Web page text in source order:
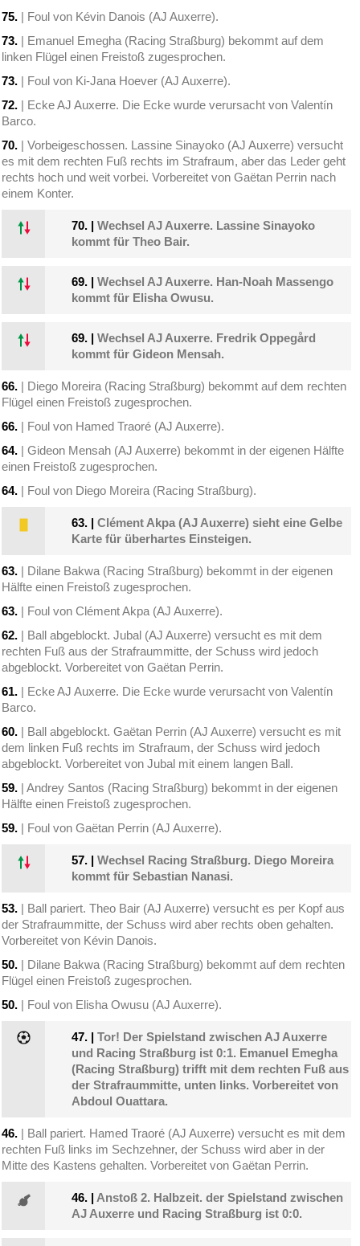
75. | Foul von Kévin Danois (AJ Auxerre).
73. | Emanuel Emegha (Racing Straßburg) bekommt auf dem
linken Flügel einen Freistoß zugesprochen.
73. | Foul von Ki-Jana Hoever (AJ Auxerre).
72. | Ecke AJ Auxerre. Die Ecke wurde verursacht von Valentín
Barco.
70. | Vorbeigeschossen. Lassine Sinayoko (AJ Auxerre) versucht
es mit dem rechten Fuß rechts im Strafraum, aber das Leder geht
rechts hoch und weit vorbei. Vorbereitet von Gaëtan Perrin nach
einem Konter.
70. |Wechsel AJ Auxerre. Lassine Sinayoko
kommt für Theo Bair.
69. |Wechsel AJ Auxerre. Han-Noah Massengo
kommt für Elisha Owusu.
69. |Wechsel AJ Auxerre. Fredrik Oppegård
kommt für Gideon Mensah.
66. | Diego Moreira (Racing Straßburg) bekommt auf dem rechten
Flügel einen Freistoß zugesprochen.
66. | Foul von Hamed Traoré (AJ Auxerre).
64. | Gideon Mensah (AJ Auxerre) bekommt in der eigenen Hälfte
einen Freistoß zugesprochen.
64. | Foul von Diego Moreira (Racing Straßburg).
63. |Clément Akpa (AJ Auxerre) sieht eine Gelbe
Karte für überhartes Einsteigen.
63. | Dilane Bakwa (Racing Straßburg) bekommt in der eigenen
Hälfte einen Freistoß zugesprochen.
63. | Foul von Clément Akpa (AJ Auxerre).
62. | Ball abgeblockt. Jubal (AJ Auxerre) versucht es mit dem
rechten Fuß aus der Strafraummitte, der Schuss wird jedoch
abgeblockt. Vorbereitet von Gaëtan Perrin.
61. | Ecke AJ Auxerre. Die Ecke wurde verursacht von Valentín
Barco.
60. | Ball abgeblockt. Gaëtan Perrin (AJ Auxerre) versucht es mit
dem linken Fuß rechts im Strafraum, der Schuss wird jedoch
abgeblockt. Vorbereitet von Jubal mit einem langen Ball.
59. | Andrey Santos (Racing Straßburg) bekommt in der eigenen
Hälfte einen Freistoß zugesprochen.
59. | Foul von Gaëtan Perrin (AJ Auxerre).
57. |Wechsel Racing Straßburg. Diego Moreira
kommt für Sebastian Nanasi.
53. | Ball pariert. Theo Bair (AJ Auxerre) versucht es per Kopf aus
der Strafraummitte, der Schuss wird aber rechts oben gehalten.
Vorbereitet von Kévin Danois.
50. | Dilane Bakwa (Racing Straßburg) bekommt auf dem rechten
Flügel einen Freistoß zugesprochen.
50. | Foul von Elisha Owusu (AJ Auxerre).
47. |Tor! Der Spielstand zwischen AJ Auxerre
und Racing Straßburg ist 0:1. Emanuel Emegha
(Racing Straßburg) trifft mit dem rechten Fuß aus
der Strafraummitte, unten links. Vorbereitet von
Abdoul Ouattara.
46. | Ball pariert. Hamed Traoré (AJ Auxerre) versucht es mit dem
rechten Fuß links im Sechzehner, der Schuss wird aber in der
Mitte des Kastens gehalten. Vorbereitet von Gaëtan Perrin.
46. | Anstoß 2. Halbzeit. der Spielstand zwischen
AJ Auxerre und Racing Straßburg ist 0:0.